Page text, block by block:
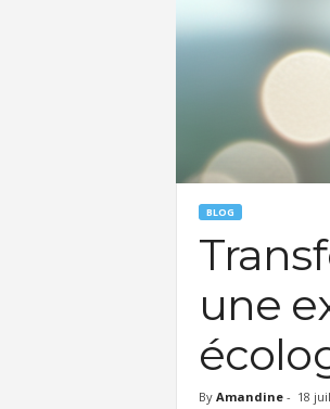
BLOG
une
By Amandine- 18